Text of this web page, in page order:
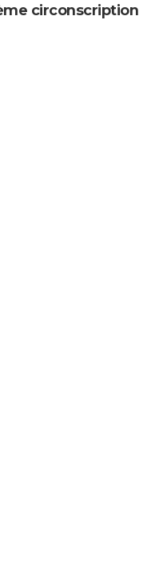
circonscription